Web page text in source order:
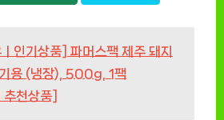
인기상품] 파머스팩 제주 돼지
용 (냉장), 500g, 1팩
천상품]